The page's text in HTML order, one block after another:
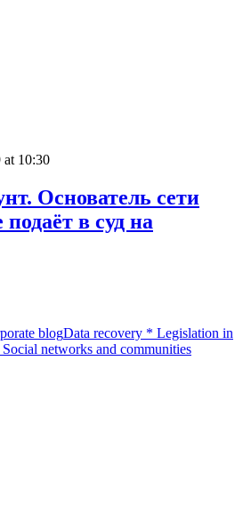
at 10:30
Основатель сети
в суд на
blogData recovery * Legislation in
Social networks and communities